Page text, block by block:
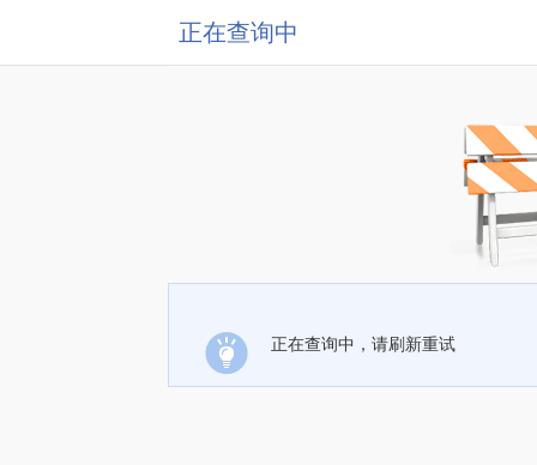
正在查询中
正在查询中，请刷新重试